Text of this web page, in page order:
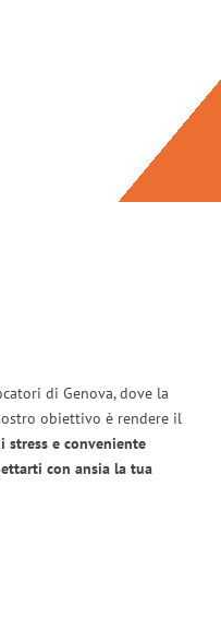
di Genova, dove la
obiettivo è rendere il
stress e conveniente
con ansia la tua